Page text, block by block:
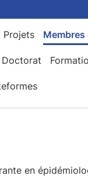
Projets Membres
Doctorat
en